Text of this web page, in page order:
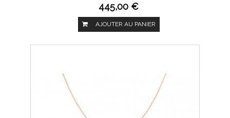
445,00 €
AJOUTER AU PANIER